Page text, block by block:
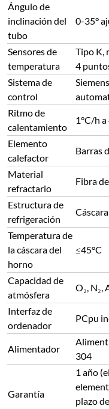
Ángulo de
inclinación del
tubo
0-35°
Sensores de
temperatura
Tipo K,
4
Sistema de
control
Ritmo de
calentamiento
1°C/h
Elemento
calefactor
Barras
Material
refractario
Fibra
Estructura de
refrigeración
Temperatura de
la cáscara del
horno
≤45°C
Capacidad de
atmósfera
O₂, N₂,
Interfaz de
ordenador
PCpu
Alimentador
304
Garantía
1 año
plazo